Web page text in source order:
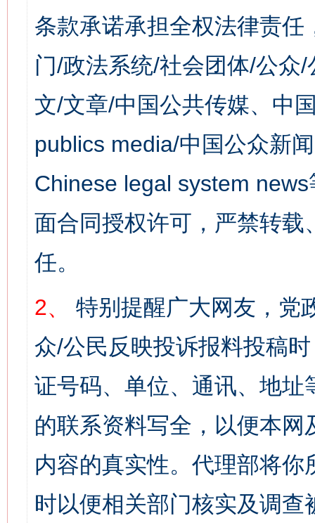
条款承诺承担全权法律责
门/政法系统/社会团体/公众
文/文章/中国公共传媒、中
publics media/中国公众新
Chinese legal system
面合同授权许可，严禁转
任。
2、
特别提醒广大网友，党
众/公民反映投诉报料投稿
证号码、单位、通讯、地
的联系资料写全，以便本
内容的真实性。代理部将
时以便相关部门核实及调